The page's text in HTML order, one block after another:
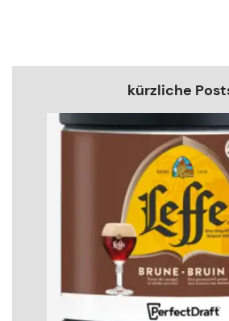
kürzliche